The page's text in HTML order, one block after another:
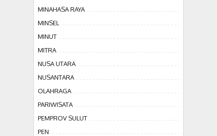
MINAHASA RAYA
MINSEL
MINUT
MITRA
NUSA UTARA
NUSANTARA
OLAHRAGA
PARIWISATA
PEMPROV SULUT
PEN